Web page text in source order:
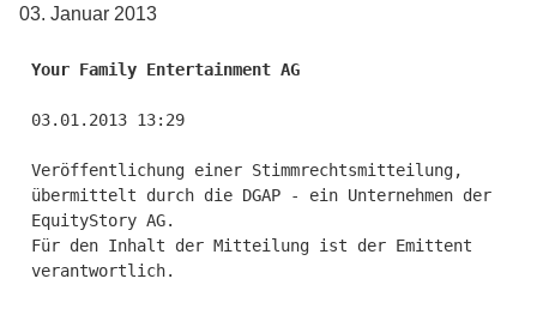
03. Januar 2013
Your Family Entertainment AG
03.01.2013 13:29
Veröffentlichung einer Stimmrechtsmitteilung,
übermittelt durch die DGAP - ein Unternehmen der
EquityStory AG.
Für den Inhalt der Mitteilung ist der Emittent
verantwortlich.